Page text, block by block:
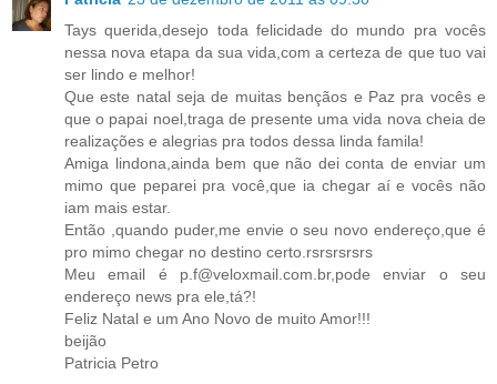
Tays querida,desejo toda felicidade do mundo pra vocês
nessa nova etapa da sua vida,com a certeza de que tuo vai
ser lindo e melhor!
Que este natal seja de muitas bençãos e Paz pra vocês e
que o papai noel,traga de presente uma vida nova cheia de
realizações e alegrias pra todos dessa linda famila!
Amiga lindona,ainda bem que não dei conta de enviar um
mimo que peparei pra você,que ia chegar aí e vocês não
iam mais estar.
Então ,quando puder,me envie o seu novo endereço,que é
pro mimo chegar no destino certo.rsrsrsrsrs
Meu email é p.f@veloxmail.com.br,pode enviar o seu
endereço news pra ele,tá?!
Feliz Natal e um Ano Novo de muito Amor!!!
beijão
Patricia Petro